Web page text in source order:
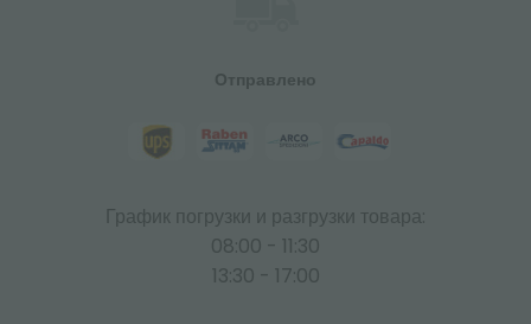
Отправлено
График погрузки и разгрузки товара:
08:00 - 11:30
13:30 - 17:00